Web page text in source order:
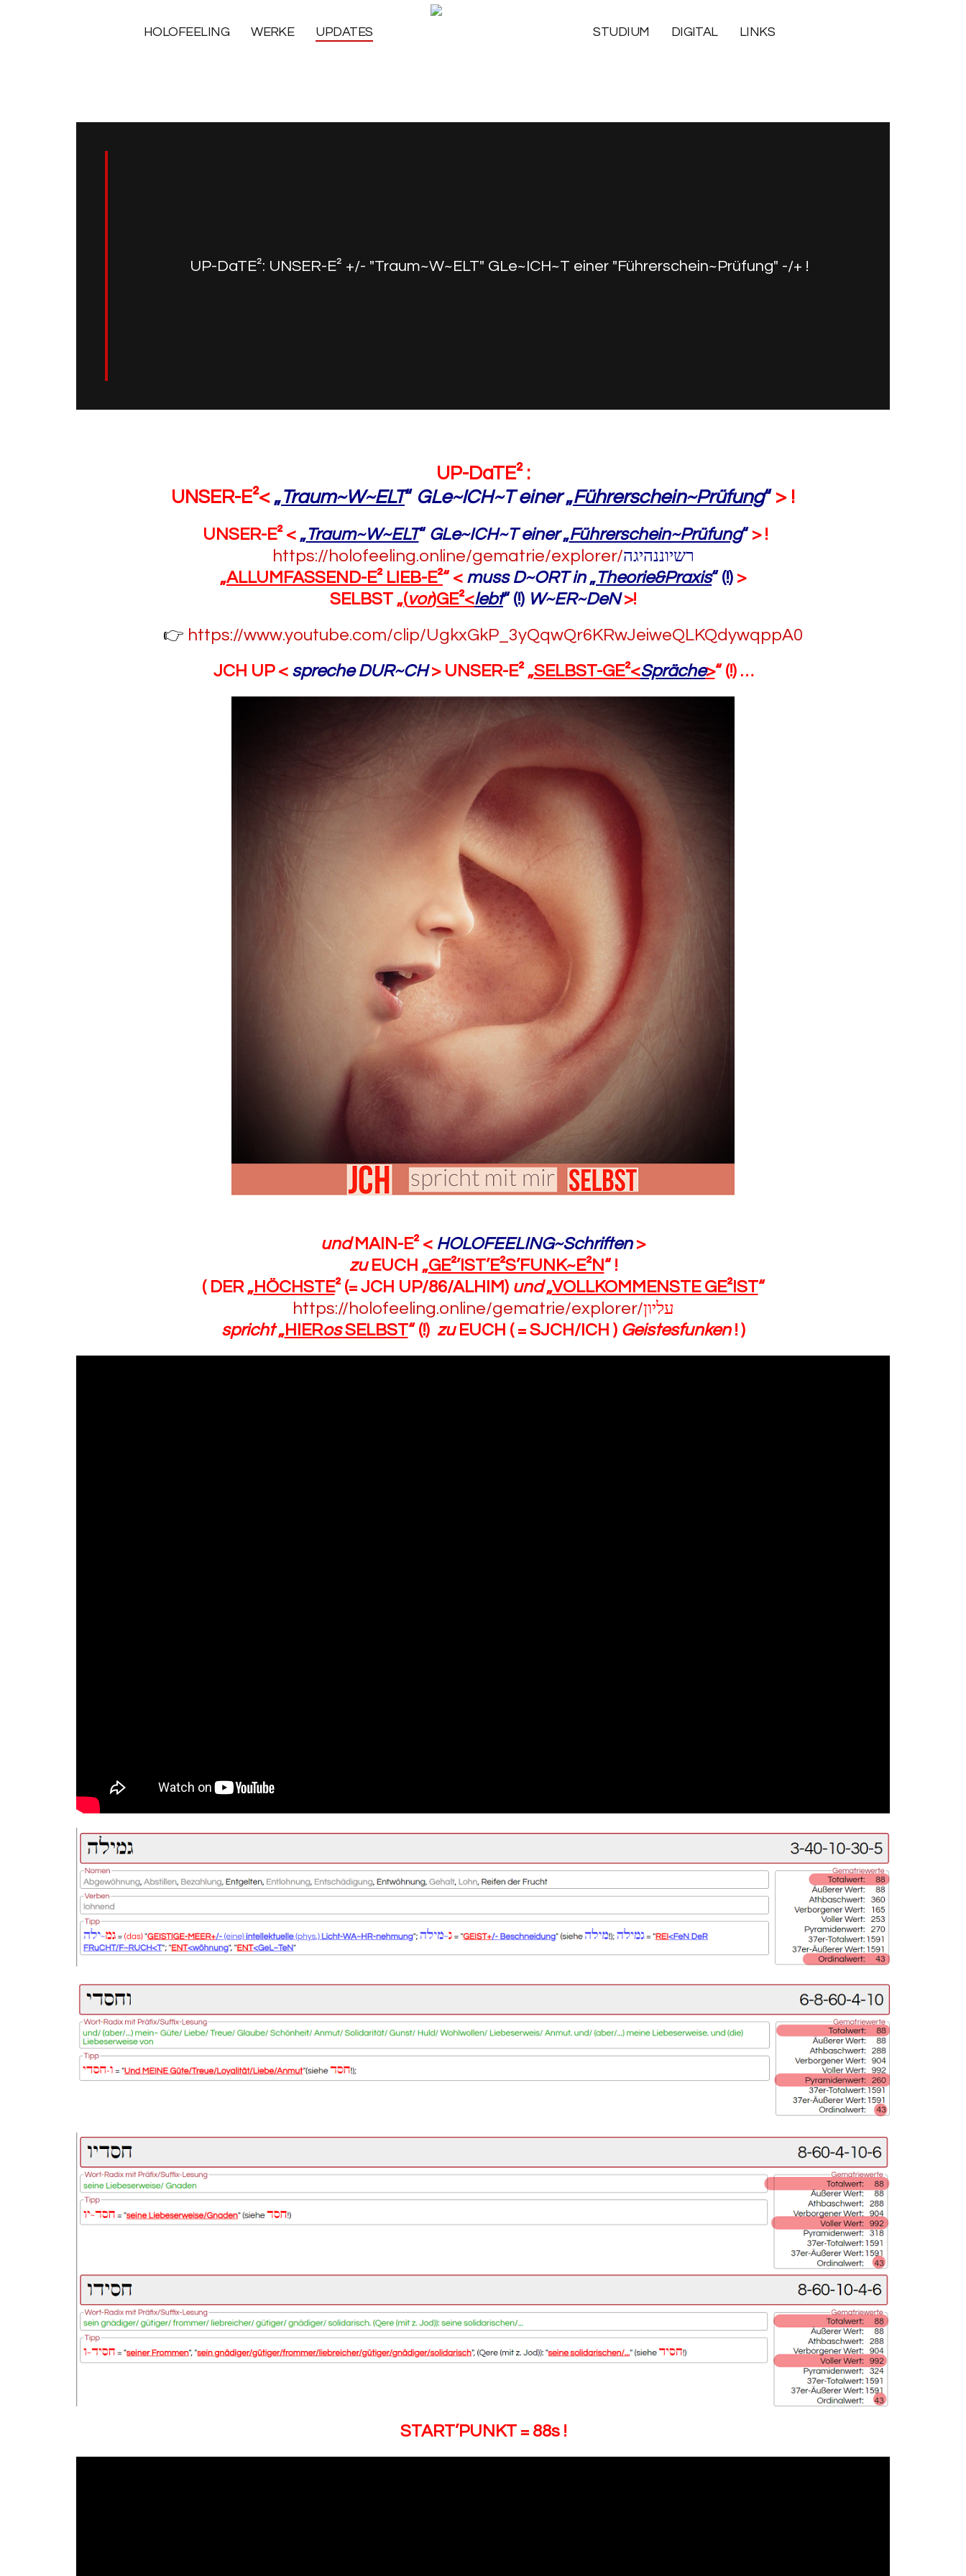
HOLOFEELING WERKE UPDATES STUDIUM DIGITAL LINKS
UP-DaTE²: UNSER-E² +/- "Traum~W~ELT" GLe~ICH~T einer "Führerschein~Prüfung" -/+ !
UP-DaTE² :
UNSER-E²< „Traum~W~ELT“ GLe~ICH~T einer„Führerschein~Prüfung“ > !
UNSER-E² < „Traum~W~ELT“ GLe~ICH~T einer„Führerschein~Prüfung“ > !
https://holofeeling.online/gematrie/explorer/רשיוננהיגה
„ALLUMFASSEND-E² LIEB-E²“ < muss D~ORT in „Theorie&Praxis“ (!) >
SELBST „(vor)GE²<lebt“ (!) W~ER~DeN>!
👉 https://www.youtube.com/clip/UgkxGkP_3yQqwQr6KRwJeiweQLKQdywqppA0
JCH UP < spreche DUR~CH> UNSER-E² „SELBST-GE²<Spräche>“ (!) …
undMAIN-E² < HOLOFEELING~Schriften >
zuEUCH „GE²’IST’E²S’FUNK~E²N“ !
( DER „HÖCHSTE² (= JCH UP/86/ALHIM) und„VOLLKOMMENSTE GE²IST“
https://holofeeling.online/gematrie/explorer/עליון
spricht„HIERosSELBST“ (!) zuEUCH ( = SJCH/ICH ) Geistesfunken ! )
START’PUNKT = 88s !